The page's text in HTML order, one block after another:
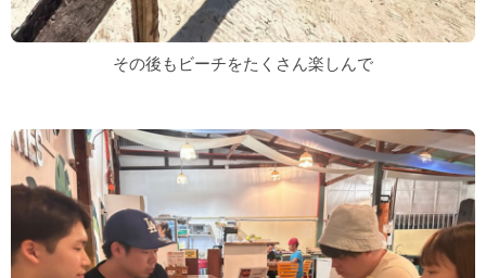
その後もビーチをたくさん楽しんで